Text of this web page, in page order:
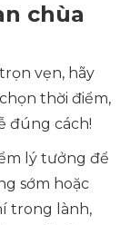
chùa
vẹn, hãy
thời điểm,
đúng cách!
lý tưởng để
sớm hoặc
trong lành,